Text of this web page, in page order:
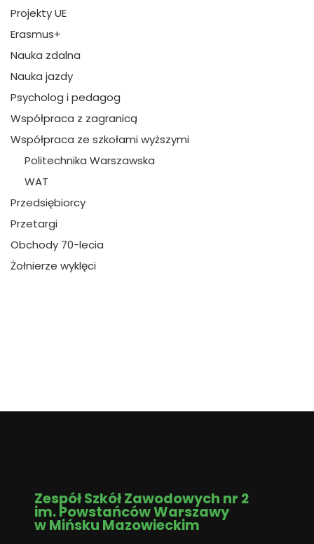
Projekty UE
Erasmus+
Nauka zdalna
Nauka jazdy
Psycholog i pedagog
Współpraca z zagranicą
Współpraca ze szkołami wyższymi
Politechnika Warszawska
WAT
Przedsiębiorcy
Przetargi
Obchody 70-lecia
Żołnierze wyklęci
Zespół Szkół Zawodowych nr 2
im. Powstańców Warszawy
w Mińsku Mazowieckim